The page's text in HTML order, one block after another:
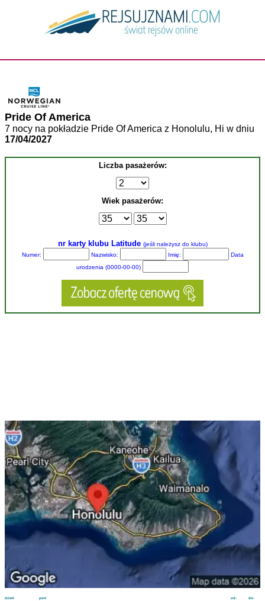
Pride Of America
7 nocy na pokładzie Pride Of America z Honolulu, Hi w dniu
17/04/2027
Liczba pasażerów:
Wiek pasażerów:
nr karty klubu Latitude (jeśli należysz do klubu)
Numer:
Nazwisko: Imię:
Data
urodzenia (0000-00-00)
dzień port do:
od: